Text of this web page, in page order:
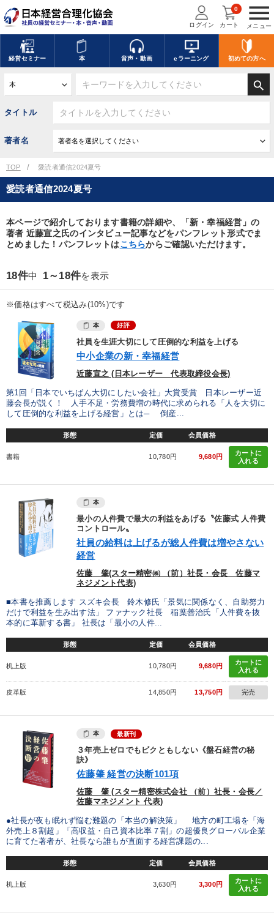
menu
メニュー
ログイン カート
0
経営セミナー 本 音声・動画 eラーニング 初めての方へ
search
タイトル
著者名
TOP 愛読者通信2024夏号
愛読者通信2024夏号
本ページで紹介しております書籍の詳細や、「新・幸福経営」の
著者 近藤宣之氏のインタビュー記事などをパンフレット形式でま
とめました！パンフレットはこちらからご確認いただけます。
18件中 1～18件を表示
※価格はすべて税込み(10%)です
本 好評
社員を生涯大切にして圧倒的な利益を上げる
中小企業の新・幸福経営
近藤宣之 (日本レーザー 代表取締役会長)
第1回「日本でいちばん大切にしたい会社」大賞受賞 日本レーザー近
藤会長が説く！ 人手不足・労務費増の時代に求められる「人を大切に
して圧倒的な利益を上げる経営」とは─ 倒産...
形態 定価 会員価格
書籍 10,780円 9,680円
カートに
入れる
本
最小の人件費で最大の利益をあげる〝佐藤式 人件費
コントロール〟
社員の給料は上げるが総人件費は増やさない
経営
佐藤 肇(スター精密㈱ （前）社長・会長 佐藤マ
ネジメント代表)
■本書を推薦します スズキ会長 鈴木修氏「景気に関係なく、自助努力
だけで利益を生み出す法」 ファナック社長 稲葉善治氏「人件費を抜
本的に革新する書」 社長は「最小の人件...
形態 定価 会員価格
机上版 10,780円 9,680円
カートに
入れる
皮革版 14,850円 13,750円 完売
本 最新刊
３年売上ゼロでもビクともしない《盤石経営の秘
訣》
佐藤肇 経営の決断101項
佐藤 肇 (スター精密株式会社 （前）社長・会長／
佐藤マネジメント 代表)
●社長が夜も眠れず悩む難題の「本当の解決策」 地方の町工場を「海
外売上８割超」「高収益・自己資本比率７割」の超優良グローバル企業
に育てた著者が、社長なら誰もが直面する経営課題の...
形態 定価 会員価格
机上版 3,630円 3,300円
カートに
入れる